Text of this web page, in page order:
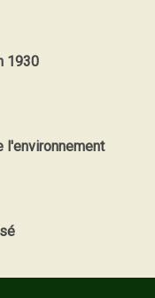
1930
l'environnement